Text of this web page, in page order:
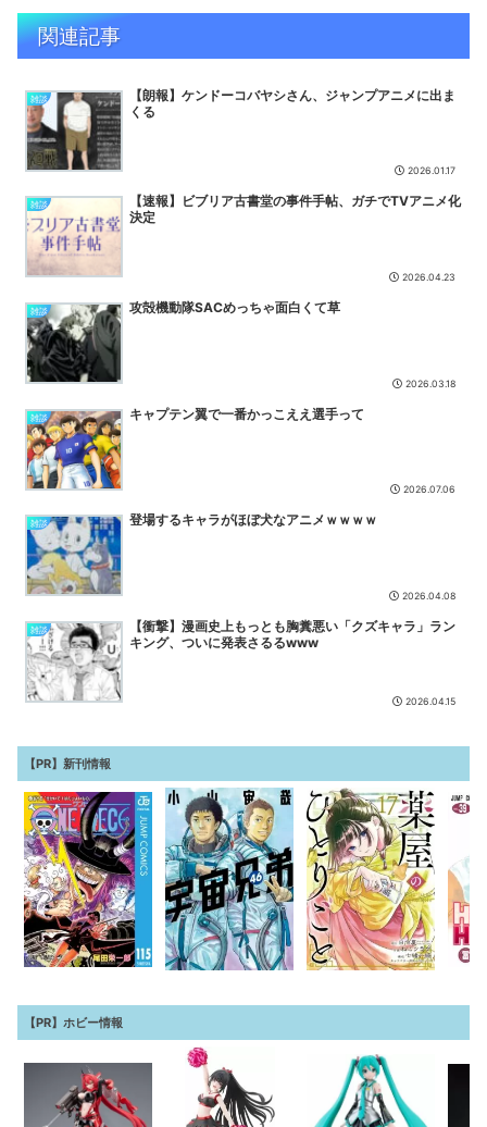
【NTE】全キャラに水着実装されないかな？ NEW
今期アニメ最新ランキング『天幕のジャードゥーガル』がガチでトッ
洋服の青山、空調ウェアを発売ｗｗｗｗｗｗ NEW
【ポケモン】ナンジャモってめちゃくちゃヱロくて可愛いよな
ミリオンライブP「デレステ、ここ一年サ終の匂いしかしないけど、
NEW
メイドインアビスの主題歌がホロライブに決まるも 未だに「Vがーホ
ロがー」と文句言うやつが多すぎる・・・
川崎ってどうしようもない街みたいなイメージあったけど
NEW
【速報】佐藤二朗さん、突然ツイートｗｗｗｗｗｗｗ
【GANTZ】最初から面白いんだけどやっぱおっちゃん達出てきてか
ら加速しだすなって…
ロックマンXシリーズで一番弱いボスキャラ←だれそうぞうした？
NEW
【NTE】残虹の胸元アップで衝撃の事実が判明？！
『REANIMAL』シーズンパスに含まれる全3章構成のDLC第1弾
「The Prisoner」配信開始——新キャラ2人が...
関連記事
雑談
【朗報】ケンドーコバヤシさん、ジャンプアニメに出ま
くる
2026.01.17
雑談
【速報】ビブリア古書堂の事件手帖、ガチでTVアニメ化
決定
2026.04.23
雑談 攻殻機動隊SACめっちゃ面白くて草
2026.03.18
雑談 キャプテン翼で一番かっこええ選手って
2026.07.06
雑談 登場するキャラがほぼ犬なアニメｗｗｗｗ
2026.04.08
雑談
【衝撃】漫画史上もっとも胸糞悪い「クズキャラ」ラン
キング、ついに発表さるるwww
2026.04.15
【PR】新刊情報
【PR】ホビー情報